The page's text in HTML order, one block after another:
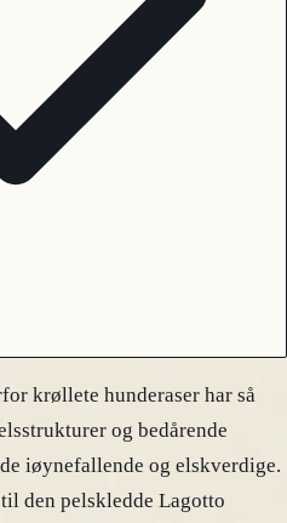
krøllete hunderaser har så
og bedårende
iøynefallende og elskverdige.
den pelskledde Lagotto